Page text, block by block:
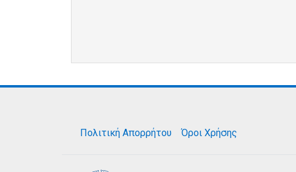
Πολιτική Απορρήτου Όροι Χρήσης